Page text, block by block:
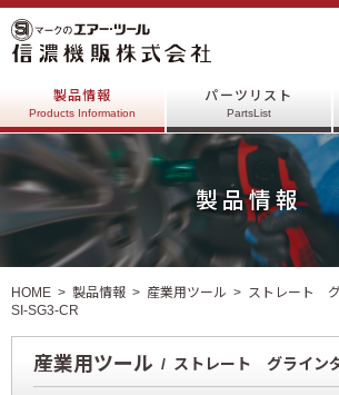
製品情報
Products Information
パーツリスト
PartsList
製品情報
HOME 製品情報 産業用ツール
ストレート
SI-SG3-CR
産業用ツール ストレート グライン